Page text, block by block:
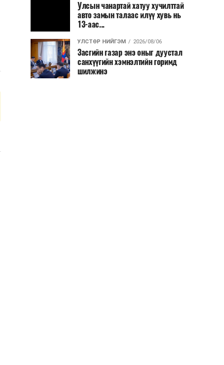
Улсын чанартай хатуу хучилттай
авто замын талаас илүү хувь нь
13-аас...
УЛСТӨР НИЙГЭМ 2026/08/06
Засгийн газар энэ оныг дуустал
санхүүгийн хэмнэлтийн горимд
шилжинэ